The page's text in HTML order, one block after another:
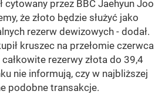
cytowany przez BBC Jaehyun Joo
że złoto będzie służyć jako
rezerw dewizowych - dodał.
kruszec na przełomie czerwca
rezerwy złota do 39,4
nie informują, czy w najbliższej
podobne transakcje.